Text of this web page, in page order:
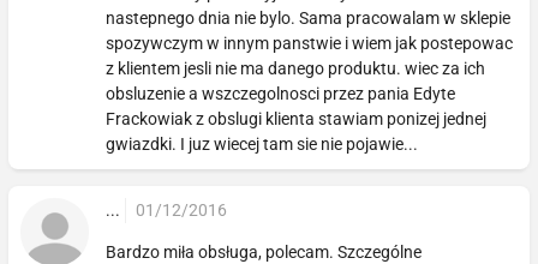
nastepnego dnia nie bylo. Sama pracowalam w sklepie
spozywczym w innym panstwie i wiem jak postepowac
z klientem jesli nie ma danego produktu. wiec za ich
obsluzenie a wszczegolnosci przez pania Edyte
Frackowiak z obslugi klienta stawiam ponizej jednej
gwiazdki. I juz wiecej tam sie nie pojawie...
... 01/12/2016
Bardzo miła obsługa, polecam. Szczególne